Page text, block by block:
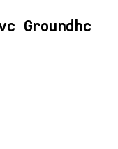
Groundhc